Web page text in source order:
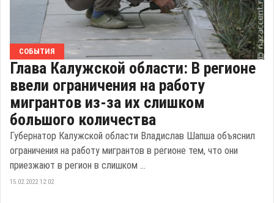
СОБЫТИЯ
Глава Калужской области: В регионе
ввели ограничения на работу
мигрантов из-за их слишком
большого количества
Губернатор Калужской области Владислав Шапша объяснил
ограничения на работу мигрантов в регионе тем, что они
приезжают в регион в слишком ...
15.02.2022 12:02